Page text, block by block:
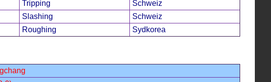
Tripping
Schweiz
Slashing
Schweiz
Roughing Sydkorea